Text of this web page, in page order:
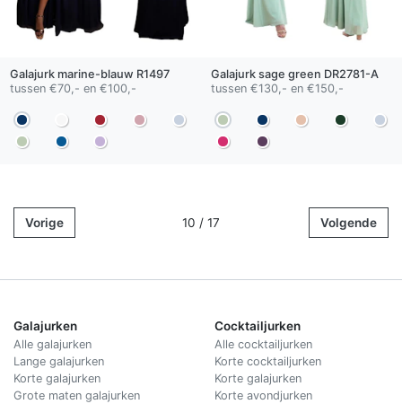
Galajurk marine-blauw R1497
tussen €70,- en €100,-
Galajurk sage green DR2781-A
tussen €130,- en €150,-
Vorige 10 / 17 Volgende
Galajurken
Alle galajurken
Lange galajurken
Korte galajurken
Grote maten galajurken
Cocktailjurken
Alle cocktailjurken
Korte cocktailjurken
Korte galajurken
Korte avondjurken